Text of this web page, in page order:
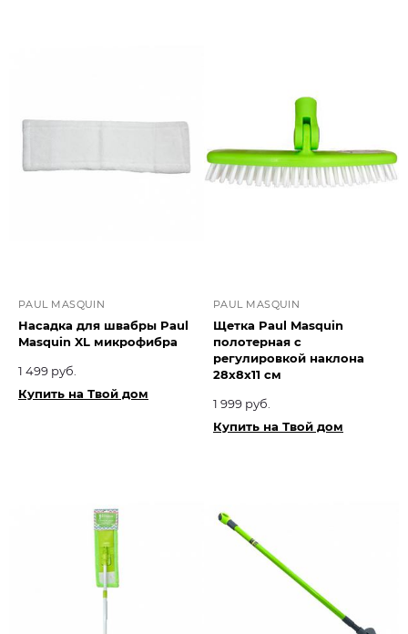
PAUL MASQUIN
Насадка для швабры Paul
Masquin XL микрофибра
1 499 руб.
Купить на Твой дом
PAUL MASQUIN
Щетка Paul Masquin
полотерная с
регулировкой наклона
28х8х11 см
1 999 руб.
Купить на Твой дом